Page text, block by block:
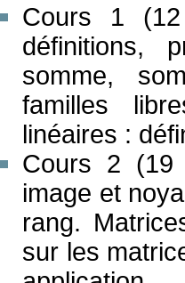
Cours 1 (12
définitions,
somme,
familles
linéaires :
Cours 2 (19
image et
rang.
sur les